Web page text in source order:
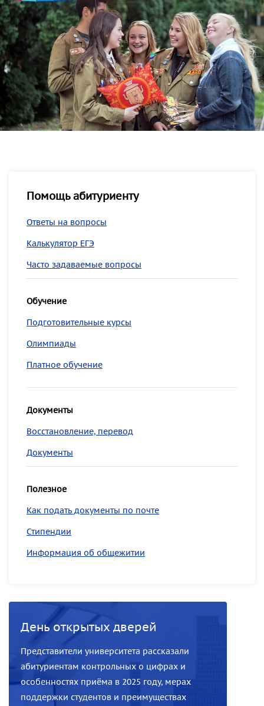
Помощь абитуриенту
Ответы на вопросы
Калькулятор ЕГЭ
Часто задаваемые вопросы
Обучение
Подготовительные курсы
Олимпиады
Платное обучение
Документы
Восстановление, перевод
Документы
Полезное
Как подать документы по почте
Стипендии
Информация об общежитии
День открытых дверей
Представители университета рассказали
абитуриентам контрольных о цифрах и
особенностях приёма в 2025 году, мерах
поддержки студентов и преимуществах